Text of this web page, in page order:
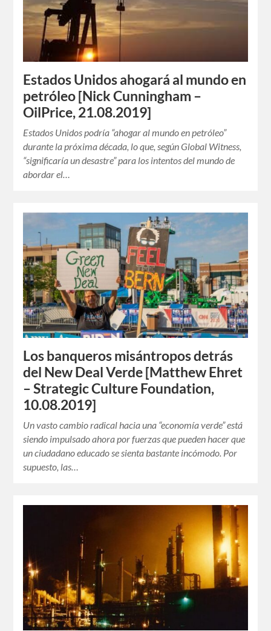
Estados Unidos ahogará al mundo en
petróleo [Nick Cunningham –
OilPrice, 21.08.2019]
Estados Unidos podría “ahogar al mundo en petróleo”
durante la próxima década, lo que, según Global Witness,
“significaría un desastre” para los intentos del mundo de
abordar el…
Los banqueros misántropos detrás
del New Deal Verde [Matthew Ehret
– Strategic Culture Foundation,
10.08.2019]
Un vasto cambio radical hacia una “economía verde” está
siendo impulsado ahora por fuerzas que pueden hacer que
un ciudadano educado se sienta bastante incómodo. Por
supuesto, las…